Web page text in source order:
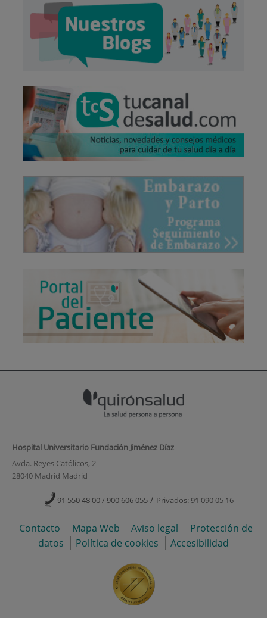
Hospital Universitario Fundación Jiménez Díaz
Avda. Reyes Católicos, 2
28040 Madrid Madrid
91 550 48 00 / 900 606 055 / Privados: 91 090 05 16
Contacto Mapa Web Aviso legal
Protección de
datos
Política de cookies Accesibilidad